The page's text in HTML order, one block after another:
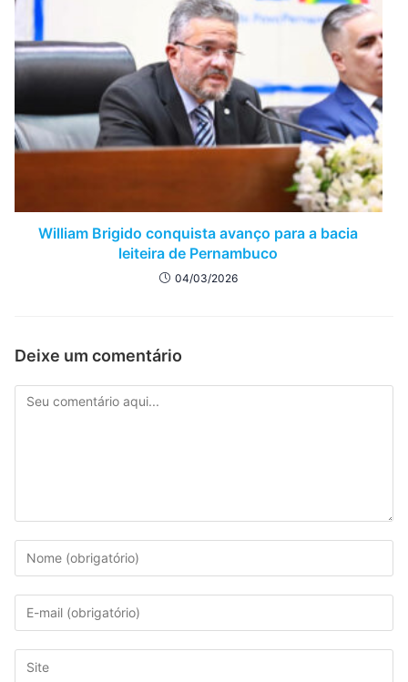
William Brigido conquista avanço para a bacia
leiteira de Pernambuco
04/03/2026
Deixe um comentário